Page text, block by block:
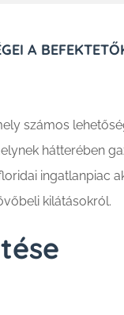
A
számos
hátterében
ingatlanpiac
kilátásokról.